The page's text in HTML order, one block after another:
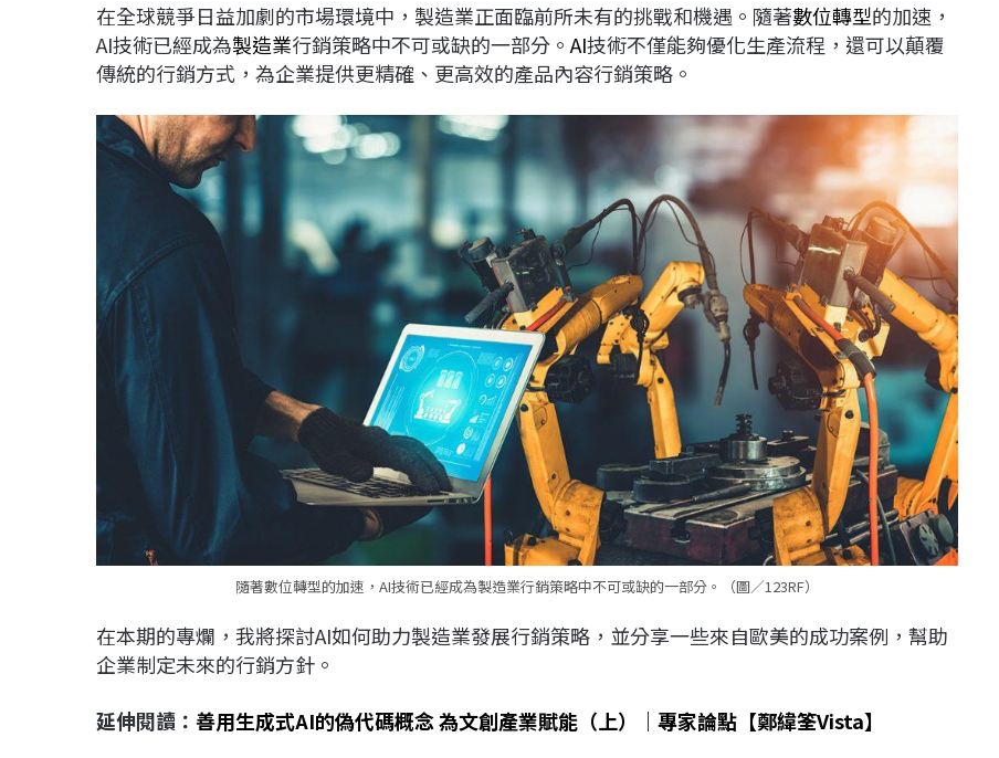
o
o
k
d
s
d
I
n
i
n
k
在全球競爭日益加劇的市場環境中，製造業正面臨前所未有的挑戰和機遇。隨著數位轉型的加速，
AI技術已經成為製造業行銷策略中不可或缺的一部分。 AI技術不僅能夠優化生產流程，還可以顛覆
傳統的行銷方式，為企業提供更精確、更高效的產品內容行銷策略。
隨著數位轉型的加速，AI技術已經成為製造業行銷策略中不可或缺的一部分。（圖／123RF）
在本期的專爛，我將探討AI如何助力製造業發展行銷策略，並分享一些來自歐美的成功案例，幫助
企業制定未來的行銷方針。
延伸閱讀： 善用生成式AI的偽代碼概念 為文創產業賦能（上）｜專家論點【鄭緯筌Vista】